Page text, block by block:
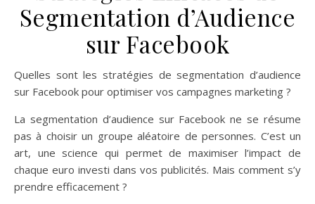
Segmentation d’Audience
sur Facebook
Quelles sont les stratégies de segmentation d’audience
sur Facebook pour optimiser vos campagnes marketing ?
La segmentation d’audience sur Facebook ne se résume
pas à choisir un groupe aléatoire de personnes. C’est un
art, une science qui permet de maximiser l’impact de
chaque euro investi dans vos publicités. Mais comment s’y
prendre efficacement ?